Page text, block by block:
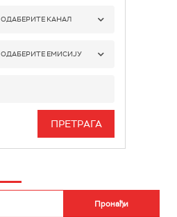
ОДАБЕРИТЕ КАНАЛ
РАДИО БЕОГРАД 1
РАДИО БЕОГРАД 3
РАДИО РОКЕНРОЛЕР
ОДАБЕРИТЕ ЕМИСИЈУ
ИНФО